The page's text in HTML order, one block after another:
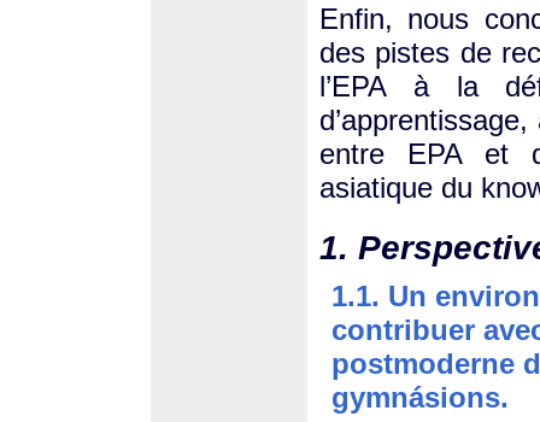
Enfin, nous
des pistes de
l’EPA à la
entre EPA et
asiatique du
1.
1.1. Un
contribuer
postmoderne
gymnásions.